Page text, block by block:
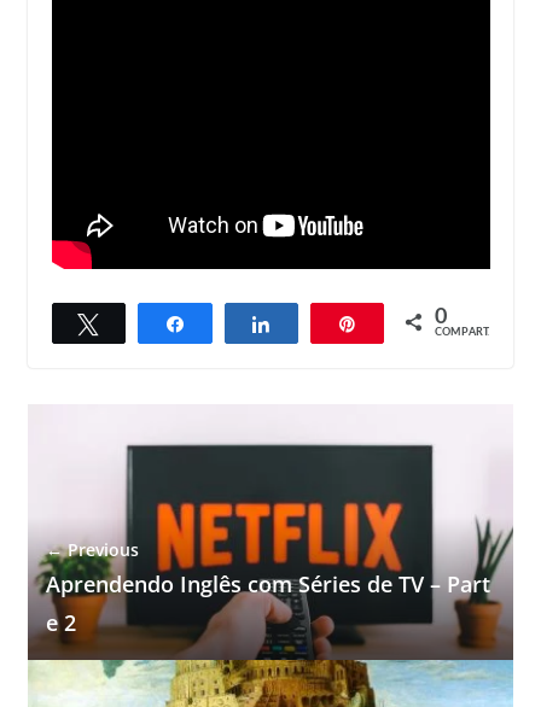
Compartilhar Compartilhar 0
COMPART.
← Previous
Aprendendo Inglês com Séries de TV – Part
e 2